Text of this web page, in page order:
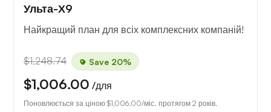
Ульта-Х9
Найкращий план для всіх комплексних компаній!
$1,248.74 Save 20%
$1,006.00 /для
Поновлюється за ціною $1,006.00/міс. протягом 2 років.